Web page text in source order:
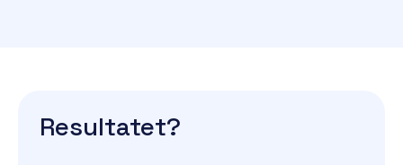
Resultatet?